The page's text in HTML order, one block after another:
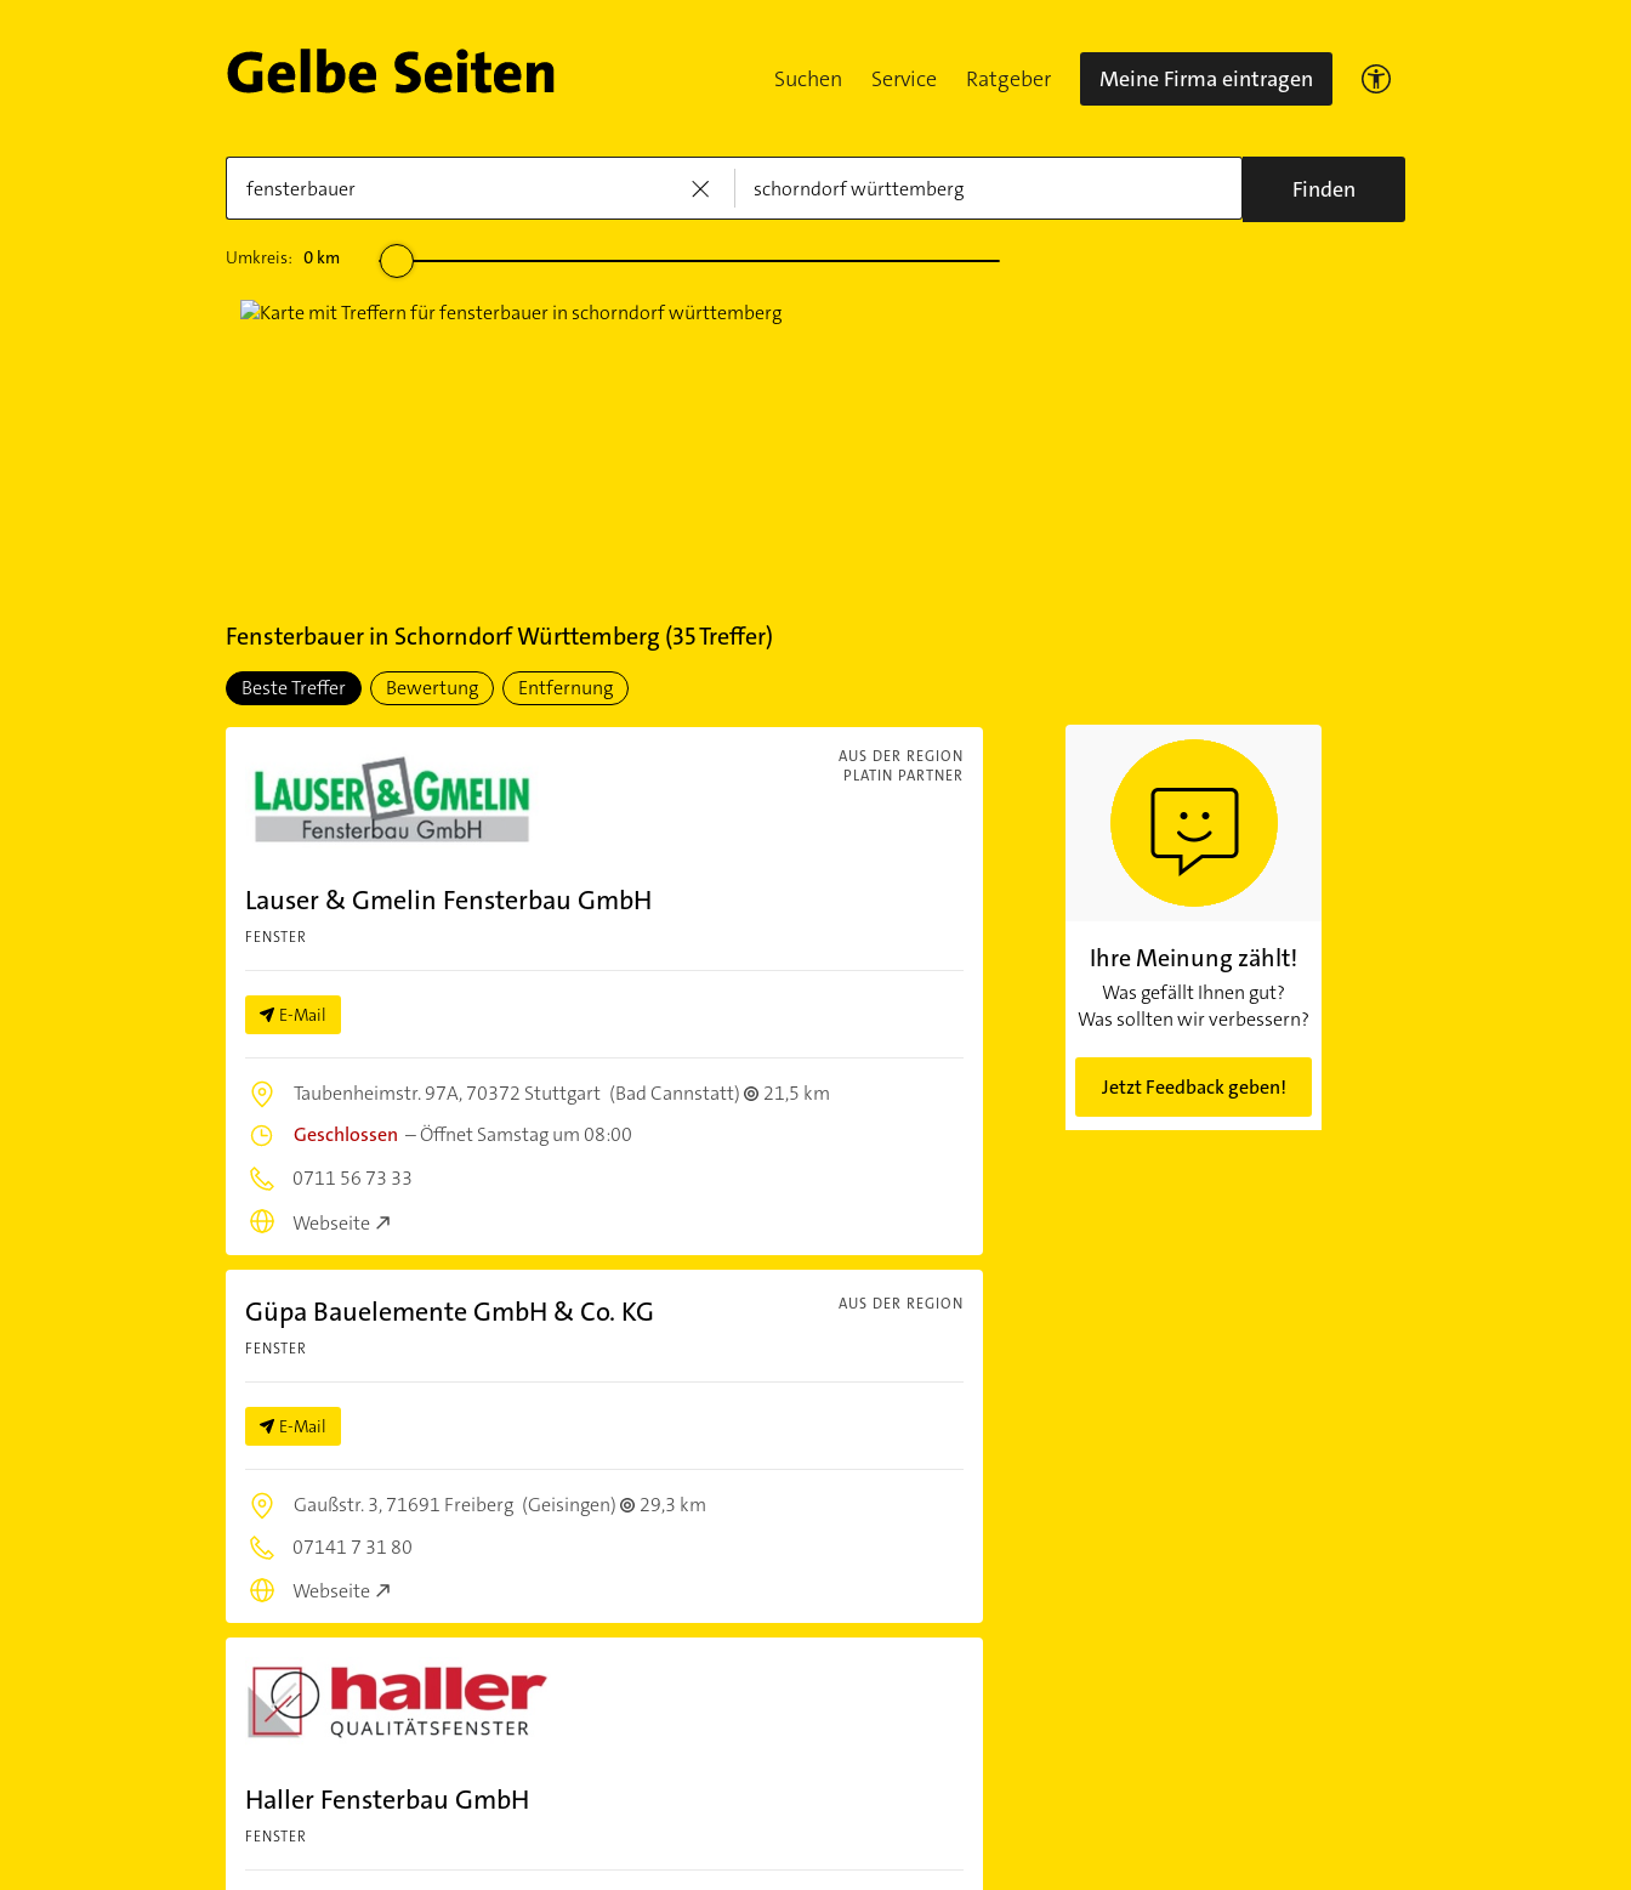
Suchen Service Ratgeber Meine Firma eintragen
Finden
Umkreis: 0km
Fensterbauerin Schorndorf Württemberg (35Treffer)
Beste Treffer Bewertung Entfernung
AUS DER REGION
PLATIN PARTNER
Lauser & Gmelin Fensterbau GmbH
FENSTER
E-Mail
Taubenheimstr. 97A,70372 Stuttgart (Bad Cannstatt)
21,5 km
Geschlossen –Öffnet Samstag um 08:00
0711 56 73 33
Webseite
AUS DER REGION
Güpa Bauelemente GmbH & Co. KG
FENSTER
E-Mail
Gaußstr. 3,71691 Freiberg (Geisingen)
29,3 km
07141 7 31 80
Webseite
Haller Fensterbau GmbH
FENSTER
Ihre Meinung zählt!
Was gefällt Ihnen gut?
Was sollten wir verbessern?
Jetzt Feedback geben!